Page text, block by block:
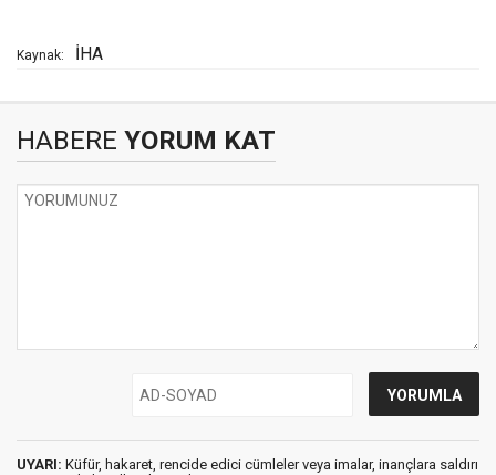
Kaynak: İHA
HABERE YORUM KAT
UYARI: Küfür, hakaret, rencide edici cümleler veya imalar, inançlara saldırı